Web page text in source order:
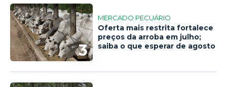
3
MERCADO PECUÁRIO
Oferta mais restrita fortalece
preços da arroba em julho;
saiba o que esperar de agosto